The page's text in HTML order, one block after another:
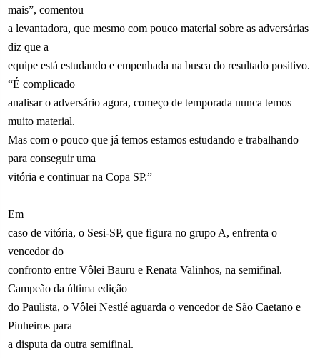
mais”, comentou
a levantadora, que mesmo com pouco material sobre as adversárias
diz que a
equipe está estudando e empenhada na busca do resultado positivo.
“É complicado
analisar o adversário agora, começo de temporada nunca temos
muito material.
Mas com o pouco que já temos estamos estudando e trabalhando
para conseguir uma
vitória e continuar na Copa SP.”
Em
caso de vitória, o Sesi-SP, que figura no grupo A, enfrenta o
vencedor do
confronto entre Vôlei Bauru e Renata Valinhos, na semifinal.
Campeão da última edição
do Paulista, o Vôlei Nestlé aguarda o vencedor de São Caetano e
Pinheiros para
a disputa da outra semifinal.